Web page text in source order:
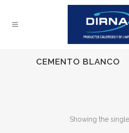
CEMENTO BLANCO
Showing the